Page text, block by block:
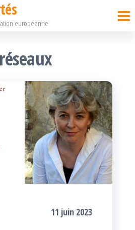
européenne
réseaux
11 juin 2023